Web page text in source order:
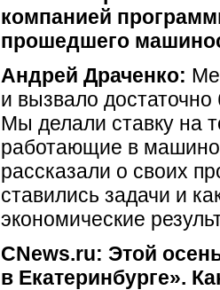
компанией
прошедшего
Андрей Драченко:
и вызвало
Мы делали ставку на
работающие в
рассказали о своих
ставились задачи и
экономические
CNews.ru: Этой
в Екатеринбурге».